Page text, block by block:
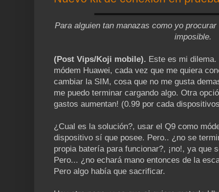
Para alguien tan manazas como yo
imposible.
(Post Vips/Koji mobile). Este es mi
módem Huawei, cada vez que me quiera
cambiar la SIM, cosa que no me gusta
me puedo terminar cargando algo. Otra
gastos aumentan! (0.99 por cada
¿Cual es la solución?, usar el Q9 como
dispositivo sí que posee. Pero.. ¿no se
propia batería para funcionar?, ¡no!, ya que
Pero... ¿no echará mano entonces de la
Pero algo había que sacrificar.